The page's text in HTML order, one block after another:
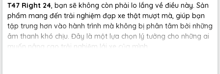
T47 Right 24, bạn sẽ không còn phải lo lắng về điều này. Sản
phẩm mang đến trải nghiệm đạp xe thật mượt mà, giúp bạn
tập trung hơn vào hành trình mà không bị phân tâm bởi những
âm thanh khó chịu. Đây là một lựa chọn lý tưởng cho những ai
muốn nâng cao trải nghiệm lái xe của mình.